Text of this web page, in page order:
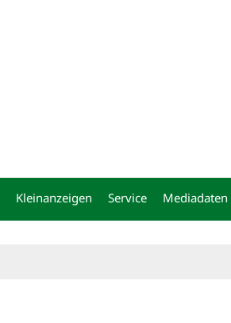
Kleinanzeigen Service Mediadaten